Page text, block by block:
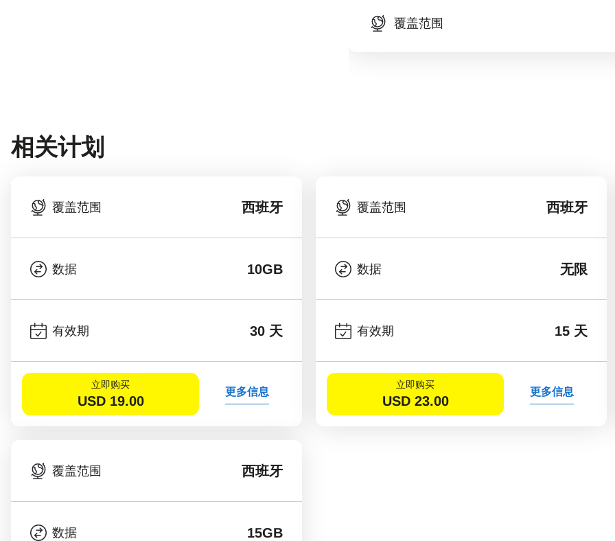
覆盖范围
相关计划
覆盖范围 西班牙
数据 10GB
有效期 30 天
立即购买
USD 19.00
更多信息
覆盖范围 西班牙
数据 无限
有效期 15 天
立即购买
USD 23.00
更多信息
覆盖范围 西班牙
数据 15GB